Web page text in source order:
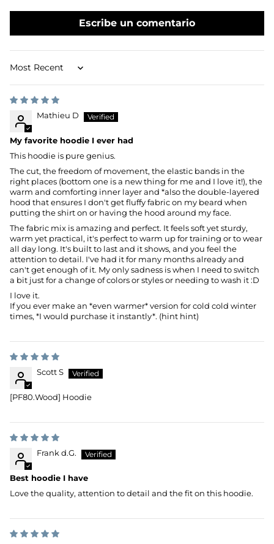
Escribe un comentario
Sort by
Mathieu D
My favorite hoodie I ever had
This hoodie is pure genius.
The cut, the freedom of movement, the elastic bands in the
right places (bottom one is a new thing for me and I love it!), the
warm and comforting inner layer and *also the double-layered
hood that ensures I don't get fluffy fabric on my beard when
putting the shirt on or having the hood around my face.
The fabric mix is amazing and perfect. It feels soft yet sturdy,
warm yet practical, it's perfect to warm up for training or to wear
all day long. It's built to last and it shows, and you feel the
attention to detail. I've had it for many months already and
can't get enough of it. My only sadness is when I need to switch
a bit just for a change of colors or styles or needing to wash it :D
I love it.
If you ever make an *even warmer* version for cold cold winter
times, *I would purchase it instantly*. (hint hint)
Scott S
[PF80.Wood] Hoodie
Frank d.G.
Best hoodie I have
Love the quality, attention to detail and the fit on this hoodie.